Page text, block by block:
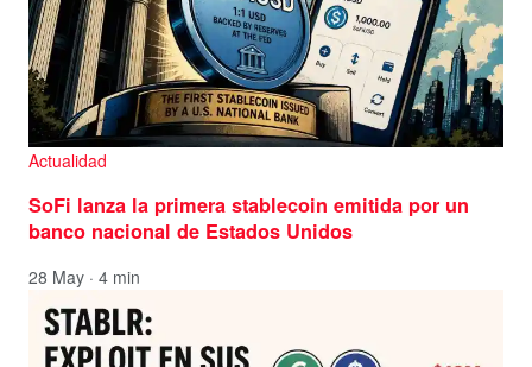
Actualidad
SoFi lanza la primera stablecoin emitida por un
banco nacional de Estados Unidos
28 May · 4 min